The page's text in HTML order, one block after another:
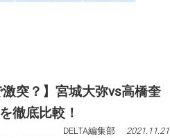
突？】宮城大弥vs高橋奎
徹底比較！
DELTA編集部
2021.11.21